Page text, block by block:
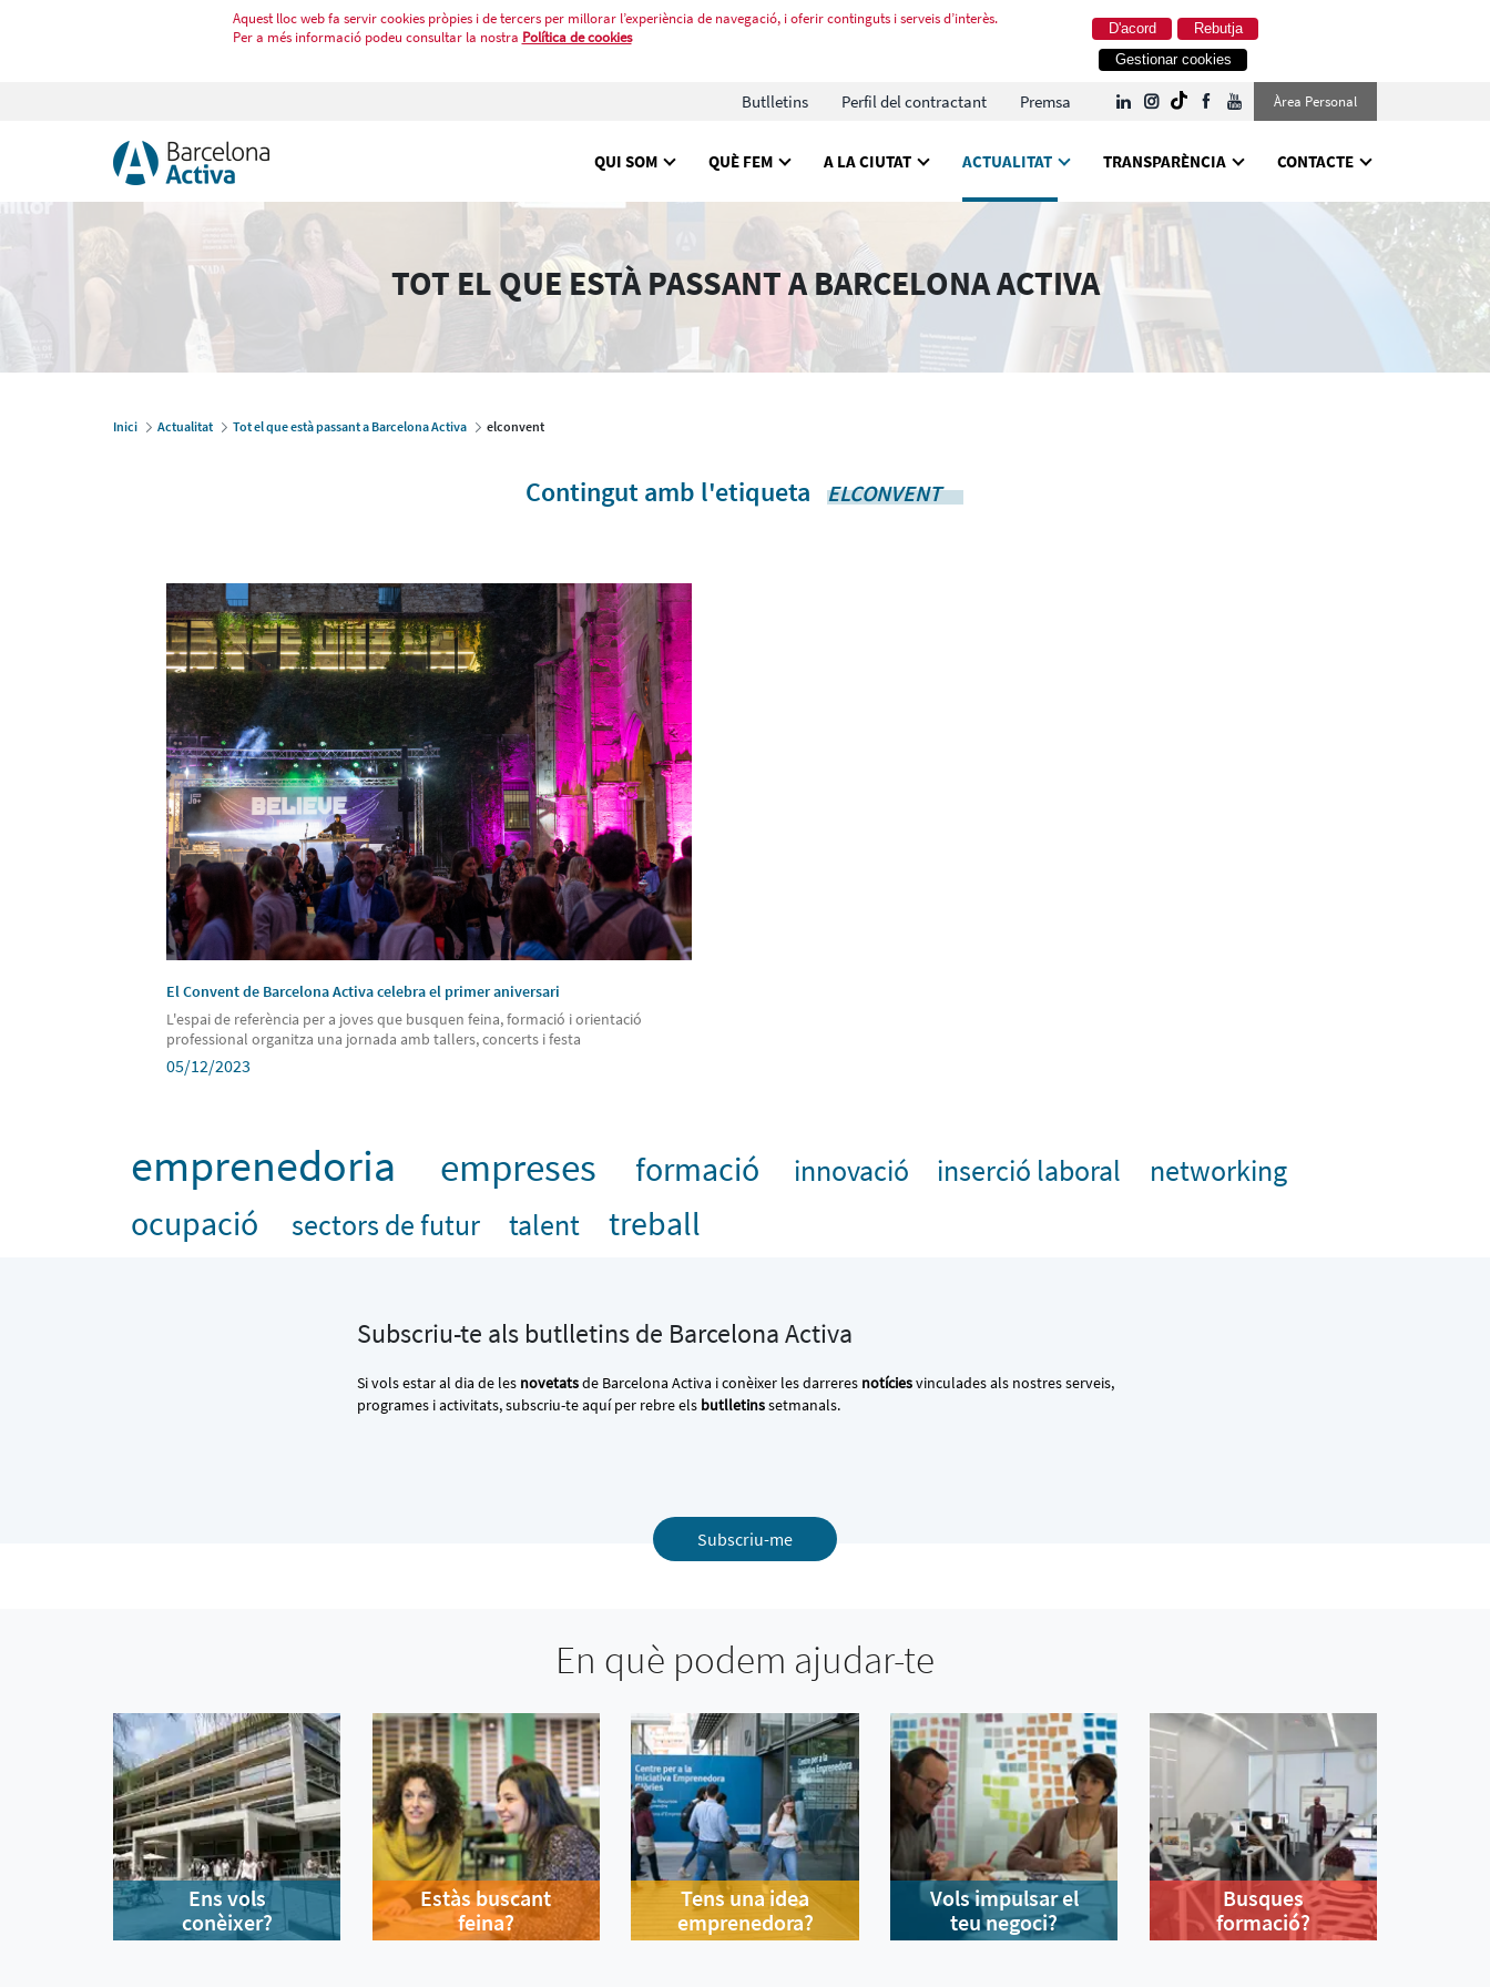
Aquest lloc web fa servir cookies pròpies i de tercers per millorar l’experiència de navegació, i oferir continguts i serveis d’interès.
Per a més informació podeu consultar la nostra Política de cookies Rebutja
D'acord
Gestionar cookies
Butlletins Perfil del contractant Premsa Àrea Personal
QUI SOM QUÈ FEM A LA CIUTAT ACTUALITAT TRANSPARÈNCIA CONTACTE
TOT EL QUE ESTÀ PASSANT A BARCELONA ACTIVA
Inici Actualitat Tot el que està passant a Barcelona Activa elconvent
Contingut amb l'etiqueta ELCONVENT .
El Convent de Barcelona Activa celebra el primer aniversari
L'espai de referència per a joves que busquen feina, formació i orientació
professional organitza una jornada amb tallers, concerts i festa
05/12/2023
emprenedoria empreses formació innovació inserció laboral networking
ocupació sectors de futur talent treball
Subscriu-te als butlletins de Barcelona Activa
Si vols estar al dia de les novetatsde Barcelona Activa i conèixer les darreres notíciesvinculades als nostres serveis,
programes i activitats, subscriu-te aquí per rebre els butlletinssetmanals.
Subscriu-me
En què podem ajudar-te
Ens vols
conèixer?
Estàs buscant
feina?
Tens una idea
emprenedora?
Vols impulsar el
teu negoci?
Busques
formació?